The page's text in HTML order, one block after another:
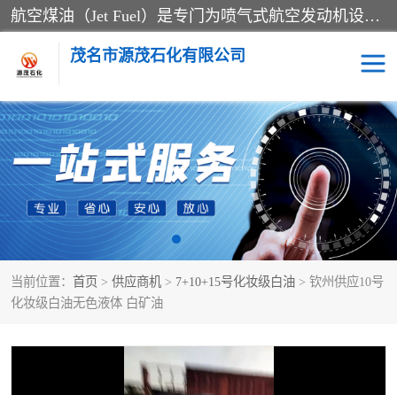
航空煤油（Jet Fuel）是专门为喷气式航空发动机设计的高纯度燃料，主要分为Jet A、Jet A-1和Jet B等类型。其特点是闪点高、低温流动性好，并添加了抗静电剂和抗氧化剂以确保飞行安全。航空煤油需
茂名市源茂石化有限公司
当前位置： 首页 > 供应商机 > 7+10+15号化妆级白油 > 钦州供应10号
化妆级白油无色液体 白矿油
RP3航空煤油 D20+D30溶剂油
D40+D60溶剂油 D80+D100溶剂油
6号+120号溶剂油 260号溶剂油
异构烷烃 天然乳胶
26+32号化妆级白油 46+68号化妆级白油